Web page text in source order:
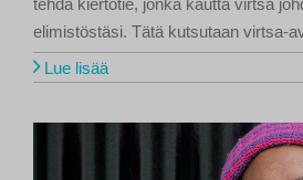
tehdä kiertotie, jonka kautta virtsa
elimistöstäsi. Tätä kutsutaan virtsa-
Lue lisää